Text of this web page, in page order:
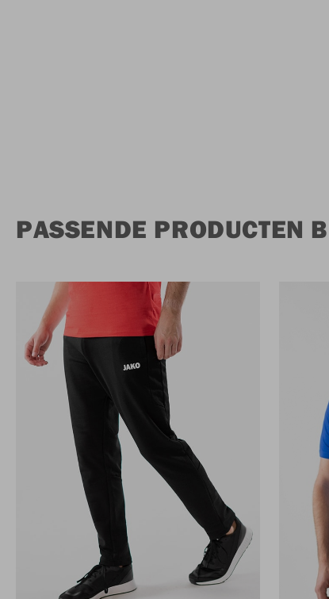
PASSENDE PRODUCTEN